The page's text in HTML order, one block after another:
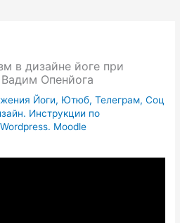
в дизайне йоге при
Опенйога
Йоги, Ютюб, Телеграм, Соц
Инструкции по
Moodle